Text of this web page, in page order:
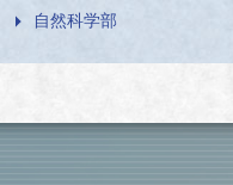
自然科学部